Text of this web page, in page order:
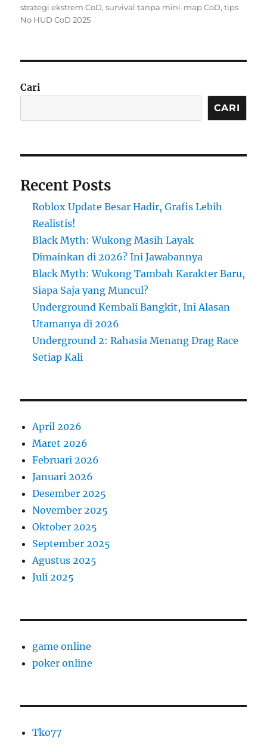
strategi ekstrem CoD,survival tanpa mini-map CoD,tips
No HUD CoD 2025
Cari
CARI
Recent Posts
Roblox Update Besar Hadir, Grafis Lebih
Realistis!
Black Myth: Wukong Masih Layak
Dimainkan di 2026? Ini Jawabannya
Black Myth: Wukong Tambah Karakter Baru,
Siapa Saja yang Muncul?
Underground Kembali Bangkit, Ini Alasan
Utamanya di 2026
Underground 2: Rahasia Menang Drag Race
Setiap Kali
April 2026
Maret 2026
Februari 2026
Januari 2026
Desember 2025
November 2025
Oktober 2025
September 2025
Agustus 2025
Juli 2025
game online
poker online
Tko77